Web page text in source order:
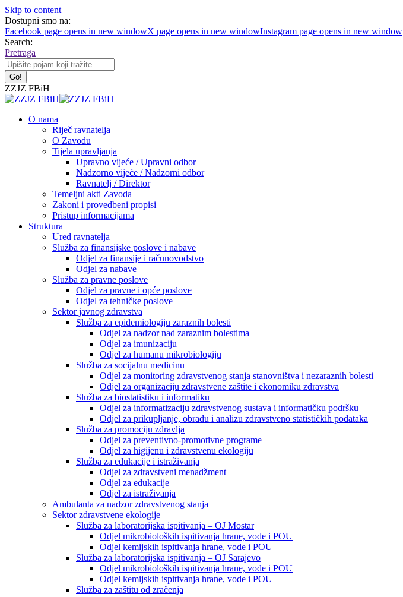
Skip to content
Dostupni smo na:
Facebook page opens in new windowX page opens in new windowInstagram page opens in new window
Search:
Pretraga
ZZJZ FBiH
O nama
Riječ ravnatelja
O Zavodu
Tijela upravljanja
Upravno vijeće / Upravni odbor
Nadzorno vijeće / Nadzorni odbor
Ravnatelj / Direktor
Temeljni akti Zavoda
Zakoni i provedbeni propisi
Pristup informacijama
Struktura
Ured ravnatelja
Služba za finansijske poslove i nabave
Odjel za finansije i računovodstvo
Odjel za nabave
Služba za pravne poslove
Odjel za pravne i opće poslove
Odjel za tehničke poslove
Sektor javnog zdravstva
Služba za epidemiologiju zaraznih bolesti
Odjel za nadzor nad zaraznim bolestima
Odjel za imunizaciju
Odjel za humanu mikrobiologiju
Služba za socijalnu medicinu
Odjel za monitoring zdravstvenog stanja stanovništva i nezaraznih bolesti
Odjel za organizaciju zdravstvene zaštite i ekonomiku zdravstva
Služba za biostatistiku i informatiku
Odjel za informatizaciju zdravstvenog sustava i informatičku podršku
Odjel za prikupljanje, obradu i analizu zdravstveno statističkih podataka
Služba za promociju zdravlja
Odjel za preventivno-promotivne programe
Odjel za higijenu i zdravstvenu ekologiju
Služba za edukacije i istraživanja
Odjel za zdravstveni menadžment
Odjel za edukacije
Odjel za istraživanja
Ambulanta za nadzor zdravstvenog stanja
Sektor zdravstvene ekologije
Služba za laboratorijska ispitivanja – OJ Mostar
Odjel mikrobioloških ispitivanja hrane, vode i POU
Odjel kemijskih ispitivanja hrane, vode i POU
Služba za laboratorijska ispitivanja – OJ Sarajevo
Odjel mikrobioloških ispitivanja hrane, vode i POU
Odjel kemijskih ispitivanja hrane, vode i POU
Služba za zaštitu od zračenja